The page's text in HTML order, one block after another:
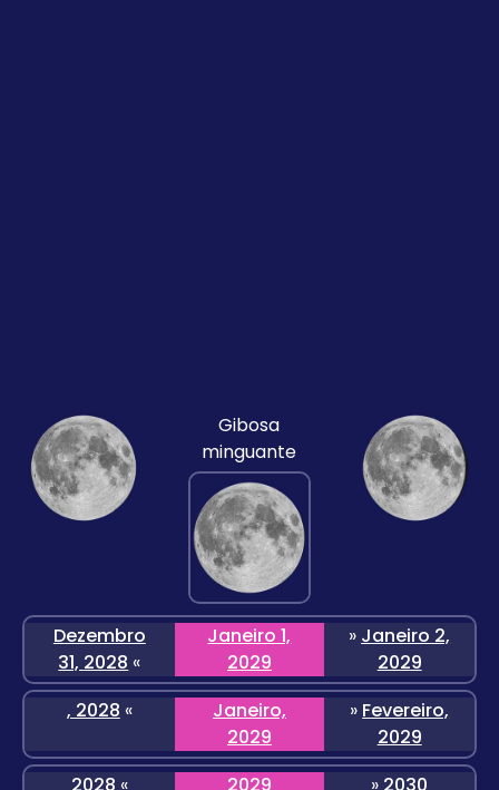
Gibosa
minguante
Dezembro
31, 2028 «
Janeiro 1,
2029
» Janeiro 2,
2029
, 2028 «
Janeiro,
2029
» Fevereiro,
2029